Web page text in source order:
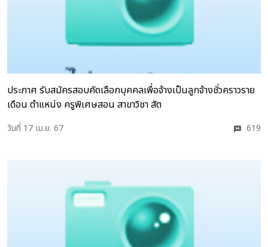
ประกาศ รับสมัครสอบคัดเลือกบุคคลเพื่อจ้างเป็นลูกจ้างชั่วคราวราย
เดือน ตำแหน่ง ครูพิเศษสอน สาขาวิชา สัต
วันที่ 17 เม.ย. 67 619